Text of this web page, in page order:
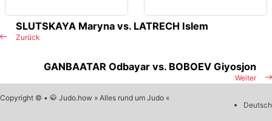
Zurück
SLUTSKAYA Maryna vs. LATRECH Islem
Weiter
GANBAATAR Odbayar vs. BOBOEV Giyosjon
Copyright © • 🥋 Judo.how » Alles rund um Judo «
Deutsch